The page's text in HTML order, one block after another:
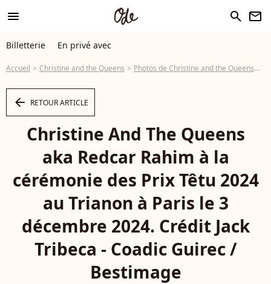
menu search newsletter
Billetterie En privé avec
Accueil Christine and the Queens Photos de Christine and the Queens
arrow_left RETOUR ARTICLE
Christine And The Queens
aka Redcar Rahim à la
cérémonie des Prix Têtu 2024
au Trianon à Paris le 3
décembre 2024. Crédit Jack
Tribeca - Coadic Guirec /
Bestimage